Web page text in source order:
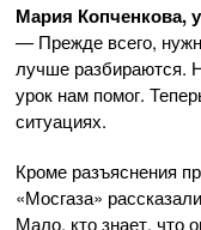
Мария Копченкова,
— Прежде всего,
лучше разбираются.
урок нам помог.
ситуациях.
Кроме разъяснения
«Мосгаза»
Мало, кто знает, что